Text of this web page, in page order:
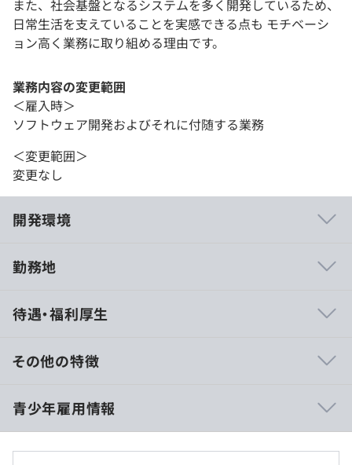
また、社会基盤となるシステムを多く開発しているため、
日常生活を支えていることを実感できる点も モチベーシ
ョン高く業務に取り組める理由です。
業務内容の変更範囲
＜雇入時＞
ソフトウェア開発およびそれに付随する業務
＜変更範囲＞
変更なし
開発環境
弊社の事業は70%が【自社内開発】契約のため、基本的
そのため、チーム内だけでなく、他部署・他プロジェクト
のメンバーや同期ともコミュニケーションが取りやすく、
事業所内は開放的なデスク配置で、チームごとにまとまっ
て作業をしています。
チームメンバーが常にそばにいる環境で仕事に取り組んで
勤務地
待遇・福利厚生
大学院卒 263,000円
大学卒・専門卒（4年制）253,000円
専門卒（3年制） 247,500円
その他の特徴
青少年雇用情報